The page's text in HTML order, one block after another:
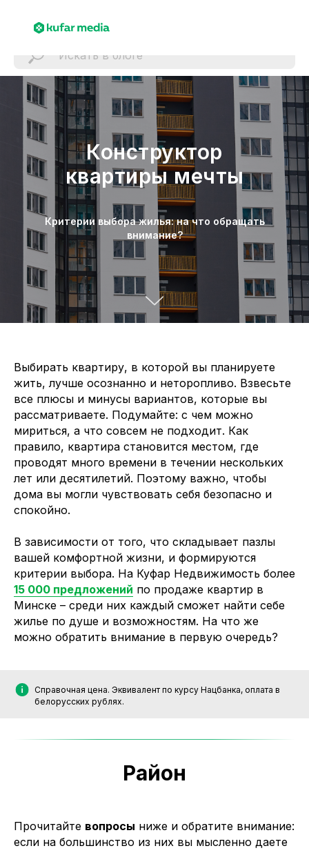
Конструктор
квартиры мечты
Критерии выбора жилья: на что обращать
внимание?
Выбирать квартиру, в которой вы планируете
жить, лучше осознанно и неторопливо. Взвесьте
все плюсы и минусы вариантов, которые вы
рассматриваете. Подумайте: с чем можно
мириться, а что совсем не подходит. Как
правило, квартира становится местом, где
проводят много времени в течении нескольких
лет или десятилетий. Поэтому важно, чтобы
дома вы могли чувствовать себя безопасно и
спокойно.
В зависимости от того, что складывает пазлы
вашей комфортной жизни, и формируются
критерии выбора. На Куфар Недвижимость более
15 000 предложений по продаже квартир в
Минске – среди них каждый сможет найти себе
жилье по душе и возможностям. На что же
можно обратить внимание в первую очередь?
Справочная цена. Эквивалент по курсу Нацбанка, оплата в
белорусских рублях.
Район
Прочитайте вопросы ниже и обратите внимание:
если на большинство из них вы мысленно даете